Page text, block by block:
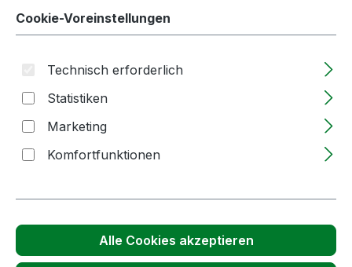
Regulärer Preis:
20,11 €
Inhalt: 1 Liter
Lieferzeit: 1-2 Wochen
Produkt Anzahl: Gib den gewünschten
Liter In den Warenkorb
Cookie-Voreinstellungen
Technisch erforderlich
Statistiken
Marketing
Komfortfunktionen
Alle Cookies akzeptieren